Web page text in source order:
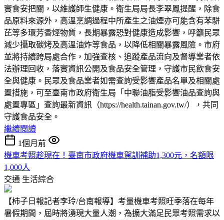
實食安把關，以維護師生健康。衛生局局長李翠鳳提醒，除食
品原料來源外，高溫烹調過程中所產生之油煙亦可能含有苯駢
芘等多環芳香烴物質，長期暴露恐對健康造成影響，呼籲民眾
減少攝取碳烤及高溫油炸等食品，以降低相關暴露風險。市府
並將持續跨局處合作，加強查核、追蹤產品流向及督導業者依
法辦理回收，落實資訊公開及食品安全管理，守護市民飲食安
全與健康。民眾及食品業者如需查詢受影響產品名單及相關處
置措施，可至臺南市政府衛生局「中聯油脂受影響油品查詢與
處置專區」查詢最新資訊（https://health.tainan.gov.tw/），共同
守護食品安全。
繼續閱讀
1個月前
機車考照趁現在！臺南市政府機車駕訓補助1,300元，名額限
1,000人
交通 生活綜合
【柿子日報記者李玲/台南報導】考量機車考照旺季落在每年
暑假期間，屆時將湧現大量人潮，為擴大滿足民眾考照需求以